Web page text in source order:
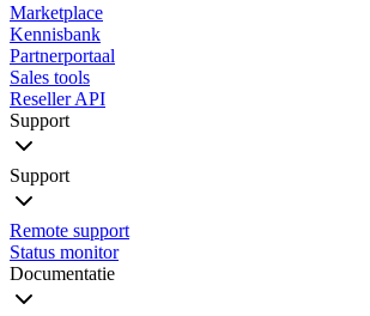
Marketplace
Kennisbank
Partnerportaal
Sales tools
Reseller API
Support
Support
Remote support
Status monitor
Documentatie